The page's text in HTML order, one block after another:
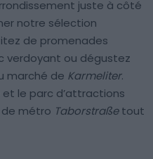
juste à côté
notre sélection
de promenades
verdoyant ou dégustez
marché de Karmeliter.
le parc d’attractions
métro Taborstraßetout